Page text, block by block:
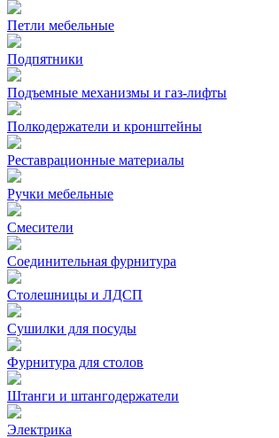
Петли мебельные
Подпятники
Подъемные механизмы и газ-лифты
Полкодержатели и кронштейны
Реставрационные материалы
Ручки мебельные
Смесители
Соединительная фурнитура
Столешницы и ЛДСП
Сушилки для посуды
Фурнитура для столов
Штанги и штангодержатели
Электрика